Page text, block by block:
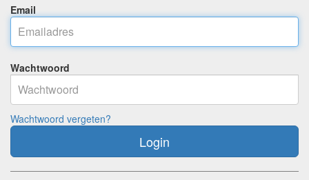
Email
Wachtwoord
Wachtwoord vergeten?
Login